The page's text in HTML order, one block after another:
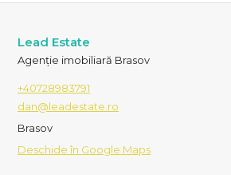
Lead Estate
Agenție imobiliară Brasov
+40728983791
dan@leadestate.ro
Brasov
Deschide în Google Maps